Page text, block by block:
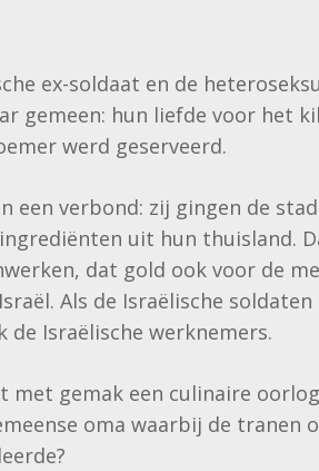
ex-soldaat en de
gemeen: hun liefde voor het
werd geserveerd.
een verbond: zij gingen de
uit hun thuisland.
dat gold ook voor de
Als de Israëlische
Israëlische werknemers.
met gemak een culinaire
oma waarbij de